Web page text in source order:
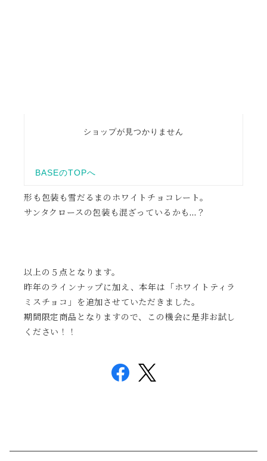
形も包装も雪だるまのホワイトチョコレート。
サンタクロースの包装も混ざっているかも…？
以上の５点となります。
昨年のラインナップに加え、本年は「ホワイトティラ
ミスチョコ」を追加させていただきました。
期間限定商品となりますので、この機会に是非お試し
ください！！